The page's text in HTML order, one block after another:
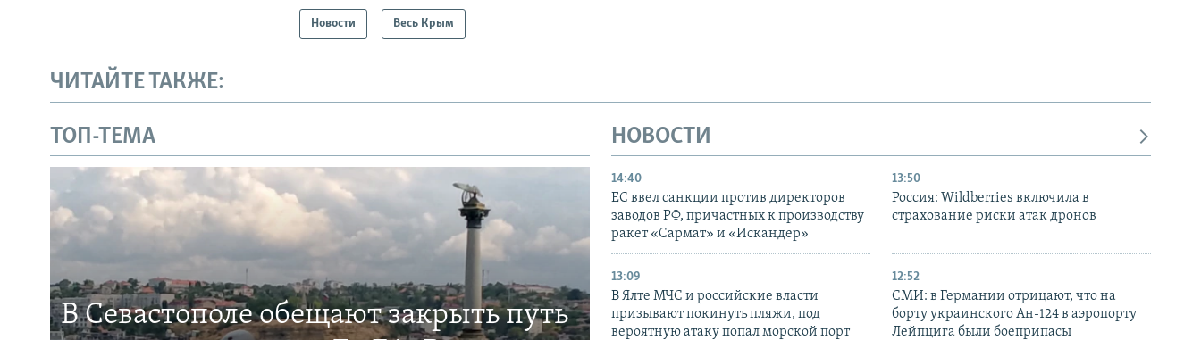
Новости Весь Крым
ЧИТАЙТЕ ТАКЖЕ:
ТОП-ТЕМА
В Севастополе обещают закрыть путь
НОВОСТИ
14:40
ЕС ввел санкции против директоров
заводов РФ, причастных к производству
ракет «Сармат» и «Искандер»
13:50
Россия: Wildberries включила в
страхование риски атак дронов
13:09
В Ялте МЧС и российские власти
призывают покинуть пляжи, под
вероятную атаку попал морской порт
12:52
СМИ: в Германии отрицают, что на
борту украинского Ан-124 в аэропорту
Лейпцига были боеприпасы